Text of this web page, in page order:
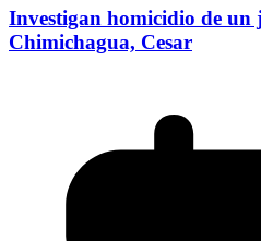
Investigan homicidio de un
Chimichagua, Cesar